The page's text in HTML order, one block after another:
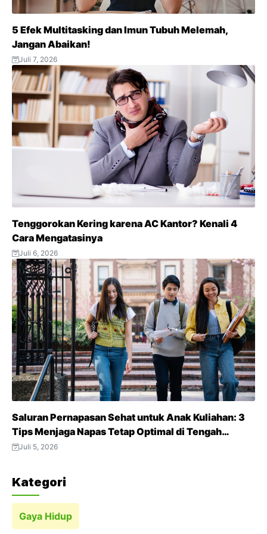
5 Efek Multitasking dan Imun Tubuh Melemah,
Jangan Abaikan!
Juli 7, 2026
Tenggorokan Kering karena AC Kantor? Kenali 4
Cara Mengatasinya
Juli 6, 2026
Saluran Pernapasan Sehat untuk Anak Kuliahan: 3
Tips Menjaga Napas Tetap Optimal di Tengah
Aktivitas Padat
Juli 5, 2026
Kategori
Gaya Hidup